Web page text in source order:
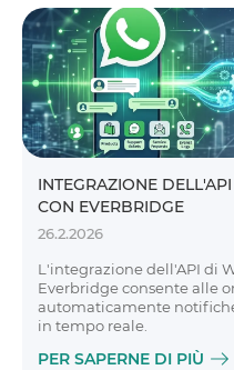
INTEGRAZIONE
CON EVERBRIDGE
26.2.2026
L'integrazione dell'API di
Everbridge consente alle
automaticamente
in tempo reale.
PER SAPERNE DI PIÙ